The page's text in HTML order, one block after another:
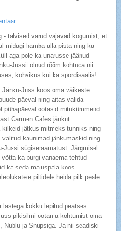
- talvised varud vajavad kogumist, et
midagi hamba alla pista ning ka
aga pole ka unarusse jäänud
Jussil olnud rõõm kohtuda nii
kohvikus kui ka spordisaalis!
Jänku-Juss koos oma väikeste
päeval ning aitas valida
pühapäeval ootasid mitukümmend
Carmen Cafes jänkut
kilkeid jätkus mitmeks tunniks ning
kaunimad jänkumaskid ning
Jussi sügiseraamatust. Järgmisel
ka purgi vanaema tehtud
ka seda maiuspala koos
piltidele heida pilk peale
lastega kokku lepitud peatses
pikisilmi ootama kohtumist oma
Nublu ja Snupsiga. Ja nii seadiski